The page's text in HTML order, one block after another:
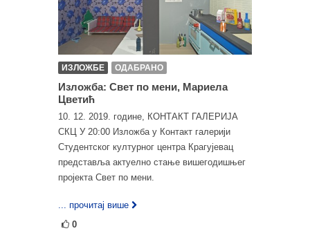
ИЗЛОЖБЕ ОДАБРАНО
Изложба: Свет по мени, Мариела
Цветић
10. 12. 2019. године, КОНТАКТ ГАЛЕРИЈА
СКЦ У 20:00 Изложба у Контакт галерији
Студентског културног центра Крагујевац
представља актуелно стање вишегодишњег
пројекта Свет по мени.
... прочитај више
0